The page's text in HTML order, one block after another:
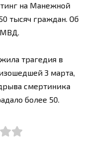
на Манежной
тысяч граждан. Об
МВД.
трагедия в
3 марта,
смертиника
более 50.